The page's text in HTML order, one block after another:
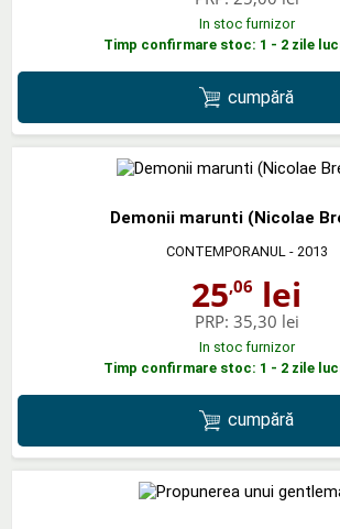
In stoc furnizor
Timp confirmare stoc: 1 - 2 zile
cumpără
Demonii marunti (Nicolae
CONTEMPORANUL- 2013
25,06 lei
PRP: 35,30 lei
In stoc furnizor
Timp confirmare stoc: 1 - 2 zile
cumpără